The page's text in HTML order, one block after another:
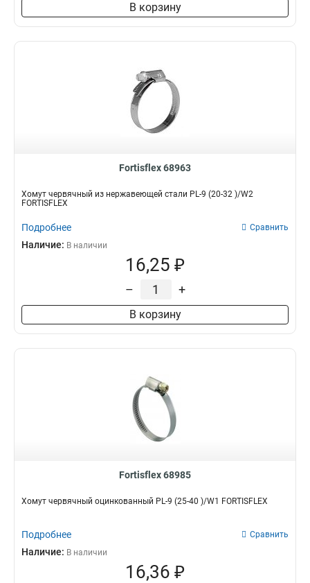
В корзину
Fortisflex 68963
Хомут червячный из нержавеющей стали PL-9 (20-32 )/W2
FORTISFLEX
Подробнее Сравнить
Наличие: В наличии
16,25 ₽
– +
В корзину
Fortisflex 68985
Хомут червячный оцинкованный PL-9 (25-40 )/W1 FORTISFLEX
Подробнее Сравнить
Наличие: В наличии
16,36 ₽